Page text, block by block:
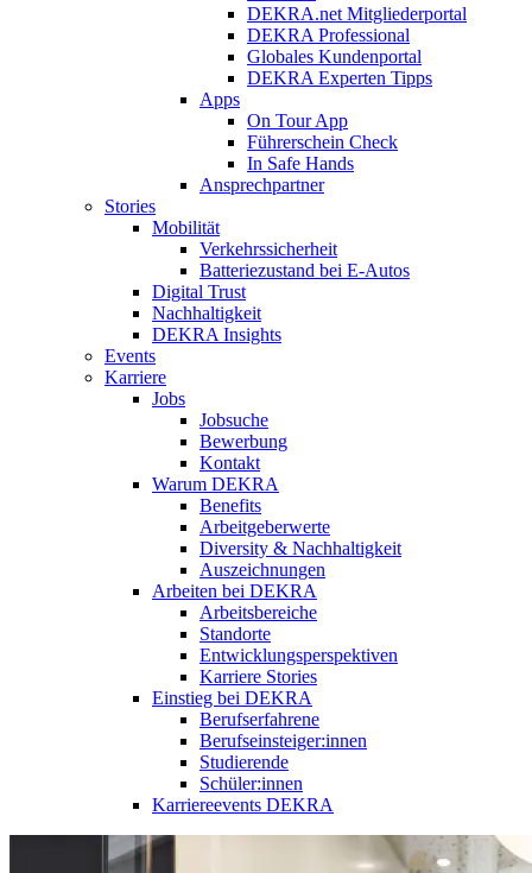
DEKRA.net Mitgliederportal
DEKRA Professional
Globales Kundenportal
DEKRA Experten Tipps
Apps
On Tour App
Führerschein Check
In Safe Hands
Ansprechpartner
Stories
Mobilität
Verkehrssicherheit
Batteriezustand bei E-Autos
Digital Trust
Nachhaltigkeit
DEKRA Insights
Events
Karriere
Jobs
Jobsuche
Bewerbung
Kontakt
Warum DEKRA
Benefits
Arbeitgeberwerte
Diversity & Nachhaltigkeit
Auszeichnungen
Arbeiten bei DEKRA
Arbeitsbereiche
Standorte
Entwicklungsperspektiven
Karriere Stories
Einstieg bei DEKRA
Berufserfahrene
Berufseinsteiger:innen
Studierende
Schüler:innen
Karriereevents DEKRA